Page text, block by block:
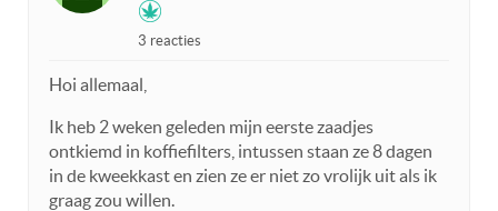
3 reacties
Hoi allemaal,
Ik heb 2 weken geleden mijn eerste zaadjes
ontkiemd in koffiefilters, intussen staan ze 8 dagen
in de kweekkast en zien ze er niet zo vrolijk uit als ik
graag zou willen.